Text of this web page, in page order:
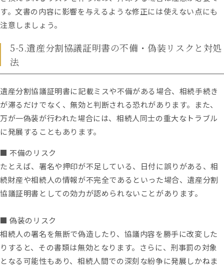
す。文書の内容に影響を与えるような修正には使えない点にも
注意しましょう。
5-5.遺産分割協議証明書の不備・偽装リスクと対処
法
遺産分割協議証明書に記載ミスや不備がある場合、相続手続き
が滞るだけでなく、無効と判断される恐れがあります。また、
万が一偽装が行われた場合には、相続人同士の重大なトラブル
に発展することもあります。
■ 不備のリスク
たとえば、署名や押印が不足している、日付に誤りがある、相
続財産や相続人の情報が不完全であるといった場合、遺産分割
協議証明書としての効力が認められないことがあります。
■ 偽装のリスク
相続人の署名を無断で偽造したり、協議内容を勝手に改変した
りすると、その書類は無効となります。さらに、刑事罰の対象
となる可能性もあり、相続人間での深刻な紛争に発展しかねま